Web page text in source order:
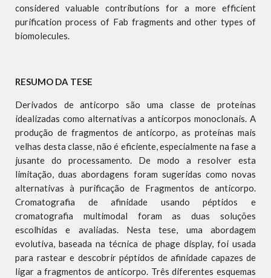
considered valuable contributions for a more efficient
purification process of Fab fragments and other types of
biomolecules.
RESUMO DA TESE
Derivados de anticorpo são uma classe de proteínas
idealizadas como alternativas a anticorpos monoclonais. A
produção de fragmentos de anticorpo, as proteínas mais
velhas desta classe, não é eficiente, especialmente na fase a
jusante do processamento. De modo a resolver esta
limitação, duas abordagens foram sugeridas como novas
alternativas à purificação de Fragmentos de anticorpo.
Cromatografia de afinidade usando péptidos e
cromatografia multimodal foram as duas soluções
escolhidas e avaliadas. Nesta tese, uma abordagem
evolutiva, baseada na técnica de phage display, foi usada
para rastear e descobrir péptidos de afinidade capazes de
ligar a fragmentos de anticorpo. Três diferentes esquemas